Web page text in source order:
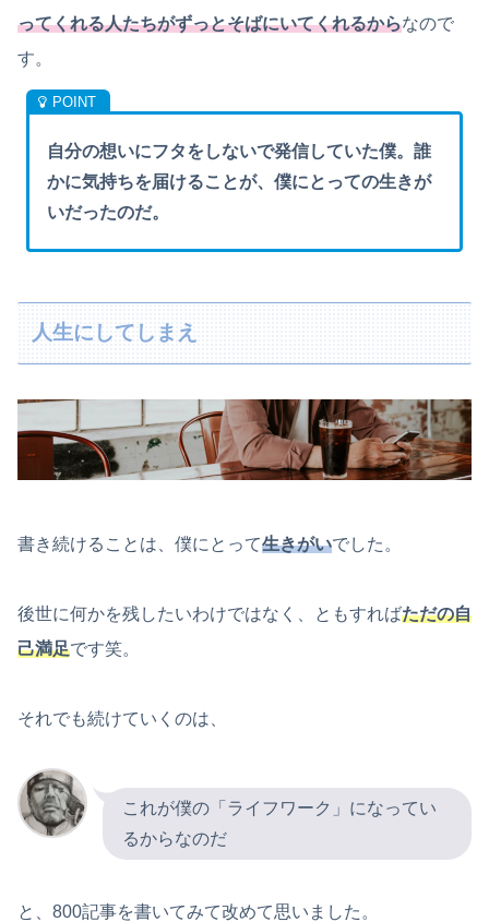
ってくれる人たちがずっとそばにいてくれるからなので
す。
自分の想いにフタをしないで発信していた僕。誰
かに気持ちを届けることが、僕にとっての生きが
いだったのだ。
人生にしてしまえ
書き続けることは、僕にとって生きがいでした。
後世に何かを残したいわけではなく、ともすればただの自
己満足です笑。
それでも続けていくのは、
これが僕の「ライフワーク」になってい
るからなのだ
と、800記事を書いてみて改めて思いました。